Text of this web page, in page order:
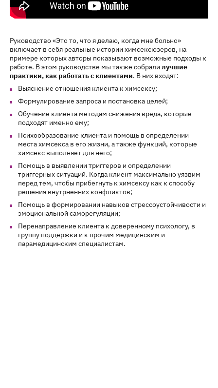
Руководство «Это то, что я делаю, когда мне больно»
включает в себя реальные истории химсексюзеров, на
примере которых авторы показывают возможные подходы к
работе. В этом руководстве мы также собрали лучшие
практики, как работать с клиентами. В них входят:
Выяснение отношения клиента к химсексу;
Формулирование запроса и постановка целей;
Обучение клиента методам снижения вреда, которые
подходят именно ему;
Психообразование клиента и помощь в определении
места химсекса в его жизни, а также функций, которые
химсекс выполняет для него;
Помощь в выявлении триггеров и определении
триггерных ситуаций. Когда клиент максимально уязвим
перед тем, чтобы прибегнуть к химсексу как к способу
решения внутрненних конфликтов;
Помощь в формировании навыков стрессоустойчивости и
эмоциональной саморегуляции;
Перенаправление клиента к доверенному психологу, в
группу поддержки и к прочим медицинским и
парамедицинским специалистам.